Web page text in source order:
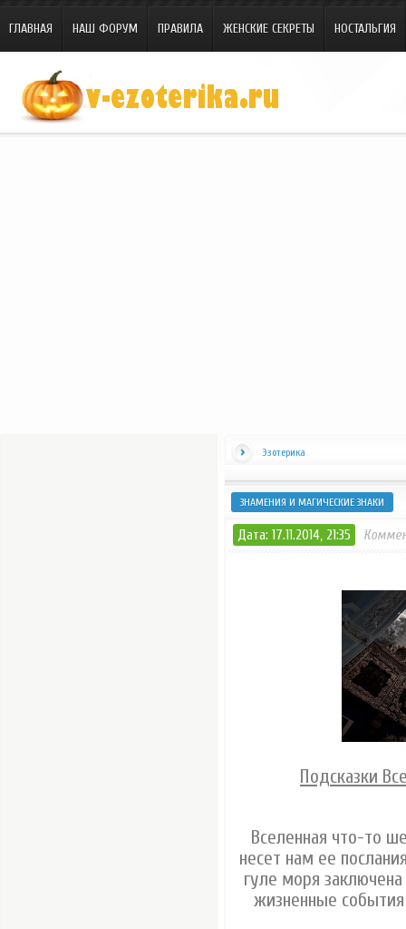
ГЛАВНАЯ НАШ ФОРУМ ПРАВИЛА ЖЕНСКИЕ СЕКРЕТЫ НОСТАЛЬГИЯ
Site.ru
Эзотерика
ЗНАМЕНИЯ И МАГИЧЕСКИЕ ЗНАКИ
Дата: 17.11.2014, 21:35
Подсказки
Вселенная что-то
несет нам ее
гуле моря
жизненные